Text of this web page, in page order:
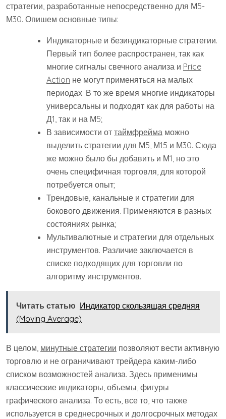
стратегии, разработанные непосредственно для М5-
М30. Опишем основные типы:
Индикаторные и безиндикаторные стратегии.
Первый тип более распространен, так как
многие сигналы свечного анализа и Price
Action не могут применяться на малых
периодах. В то же время многие индикаторы
универсальны и подходят как для работы на
Д1, так и на М5;
В зависимости от таймфрейма можно
выделить стратегии для М5, М15 и М30. Сюда
же можно было бы добавить и М1, но это
очень специфичная торговля, для которой
потребуется опыт;
Трендовые, канальные и стратегии для
бокового движения. Применяются в разных
состояниях рынка;
Мультивалютные и стратегии для отдельных
инструментов. Различие заключается в
списке подходящих для торговли по
алгоритму инструментов.
Читать статью Индикатор скользящая средняя
(Moving Average)
В целом, минутные стратегии позволяют вести активную
торговлю и не ограничивают трейдера каким-либо
списком возможностей анализа. Здесь применимы
классические индикаторы, объемы, фигуры
графического анализа. То есть, все то, что также
используется в среднесрочных и долгосрочных методах